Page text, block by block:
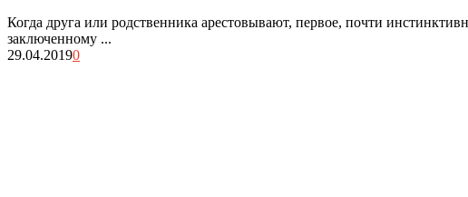
Когда друга или родственника арестовывают, первое, почти
заключенному ...
29.04.20190